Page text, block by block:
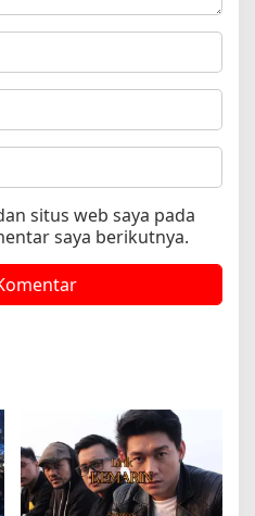
situs web saya pada
saya berikutnya.